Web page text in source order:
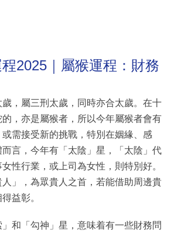
2025｜屬猴運程：財務
，屬三刑太歲，同時亦合太歲。在十
，亦是屬猴者，所以今年屬猴者會有
需接受新的挑戰，特別在姻緣、感
言，今年有「太陰」星，「太陰」代
性行業，或上司為女性，則特別好。
」，為眾貴人之首，若能借助周邊貴
益彰。
和「勾神」星，意味着有一些財務問